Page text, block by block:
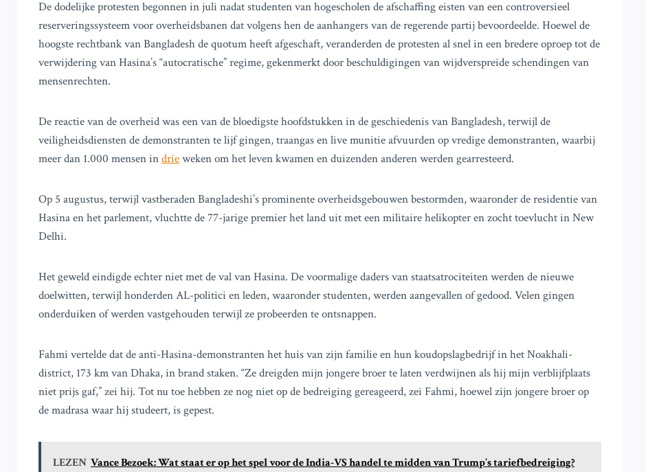
De dodelijke protesten begonnen in juli nadat studenten van hogescholen de afschaffing eisten van een controversieel
reserveringssysteem voor overheidsbanen dat volgens hen de aanhangers van de regerende partij bevoordeelde. Hoewel de
hoogste rechtbank van Bangladesh de quotum heeft afgeschaft, veranderden de protesten al snel in een bredere oproep tot de
verwijdering van Hasina’s “autocratische” regime, gekenmerkt door beschuldigingen van wijdverspreide schendingen van
mensenrechten.
De reactie van de overheid was een van de bloedigste hoofdstukken in de geschiedenis van Bangladesh, terwijl de
veiligheidsdiensten de demonstranten te lijf gingen, traangas en live munitie afvuurden op vredige demonstranten, waarbij
meer dan 1.000 mensen indrieweken om het leven kwamen en duizenden anderen werden gearresteerd.
Op 5 augustus, terwijl vastberaden Bangladeshi’s prominente overheidsgebouwen bestormden, waaronder de residentie van
Hasina en het parlement, vluchtte de 77-jarige premier het land uit met een militaire helikopter en zocht toevlucht in New
Delhi.
Het geweld eindigde echter niet met de val van Hasina. De voormalige daders van staatsatrociteiten werden de nieuwe
doelwitten, terwijl honderden AL-politici en leden, waaronder studenten, werden aangevallen of gedood. Velen gingen
onderduiken of werden vastgehouden terwijl ze probeerden te ontsnappen.
Fahmi vertelde dat de anti-Hasina-demonstranten het huis van zijn familie en hun koudopslagbedrijf in het Noakhali-
district, 173 km van Dhaka, in brand staken. “Ze dreigden mijn jongere broer te laten verdwijnen als hij mijn verblijfplaats
niet prijs gaf,” zei hij. Tot nu toe hebben ze nog niet op de bedreiging gereageerd, zei Fahmi, hoewel zijn jongere broer op
de madrasa waar hij studeert, is gepest.
LEZEN Vance Bezoek: Wat staat er op het spel voor de India-VS handel te midden van Trump’s tariefbedreiging?